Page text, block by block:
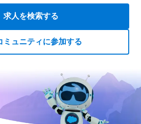
求人を検索する
ミュニティに参加する